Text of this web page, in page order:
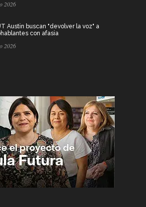
2026
Austin buscan "devolver la voz" a
con afasia
2026